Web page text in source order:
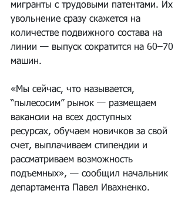
мигранты с трудовыми патентами. Их
увольнение сразу скажется на
количестве подвижного состава на
линии — выпуск сократится на 60–70
машин.
«Мы сейчас, что называется,
“пылесосим” рынок — размещаем
вакансии на всех доступных
ресурсах, обучаем новичков за свой
счет, выплачиваем стипендии и
рассматриваем возможность
подъемных», — сообщил начальник
департамента Павел Ивахненко.